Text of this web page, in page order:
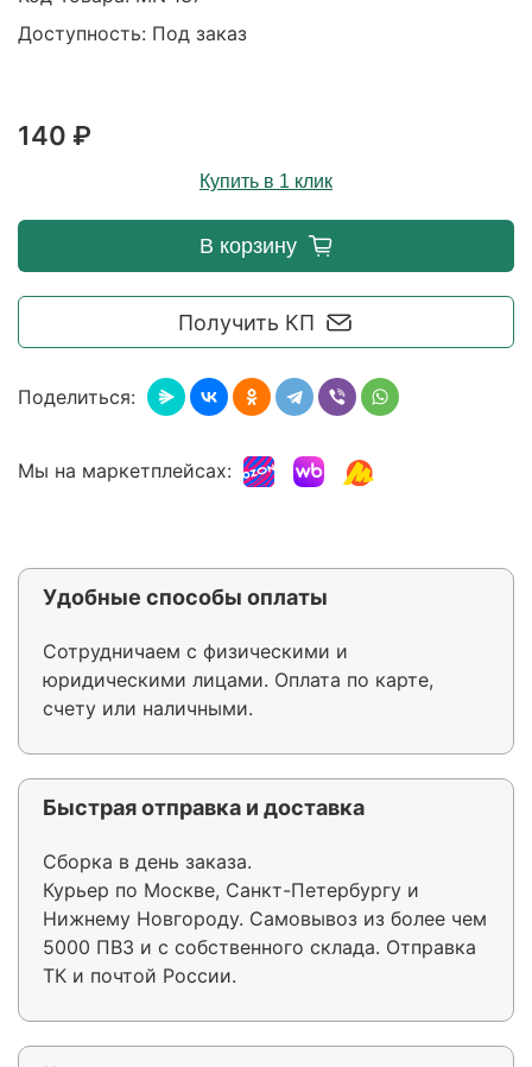
Доступность: Под заказ
140 ₽
Купить в 1 клик
Получить КП
В корзину
Поделиться:
Мы на маркетплейсах:
Удобные способы оплаты
Сотрудничаем с физическими и
юридическими лицами. Оплата по карте,
счету или наличными.
Быстрая отправка и доставка
Сборка в день заказа.
Курьер по Москве, Санкт-Петербургу и
Нижнему Новгороду. Самовывоз из более чем
5000 ПВЗ и с собственного склада. Отправка
ТК и почтой России.